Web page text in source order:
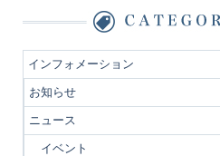
インフォメーション
お知らせ
ニュース
イベント